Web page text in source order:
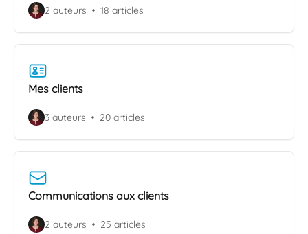
2 auteurs 18 articles
Mes clients
3 auteurs 20 articles
Communications aux clients
2 auteurs 25 articles